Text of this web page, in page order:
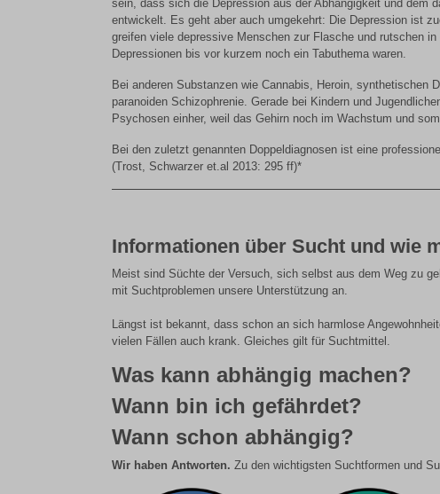
sein, dass sich die Depression aus der Abhängigkeit und dem
entwickelt. Es geht aber auch umgekehrt: Die Depression ist
greifen viele depressive Menschen zur Flasche und rutschen
Depressionen bis vor kurzem noch ein Tabuthema waren.
Bei anderen Substanzen wie Cannabis, Heroin,
paranoiden Schizophrenie. Gerade bei Kindern und
Psychosen einher, weil das Gehirn noch im Wachstum und
Bei den zuletzt genannten Doppeldiagnosen ist eine
(Trost, Schwarzer et.al 2013: 295 ff)*
Informationen über Sucht und wie
Meist sind Süchte der Versuch, sich selbst aus dem Weg zu
mit Suchtproblemen unsere Unterstützung an.
Längst ist bekannt, dass schon an sich harmlose
vielen Fällen auch krank. Gleiches gilt für Suchtmittel.
Was kann abhängig machen?
Wann bin ich gefährdet?
Wann schon abhängig?
Wir haben Antworten. Zu den wichtigsten Suchtformen und